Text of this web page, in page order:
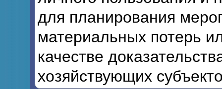
для планирования
материальных потерь
качестве
хозяйствующих